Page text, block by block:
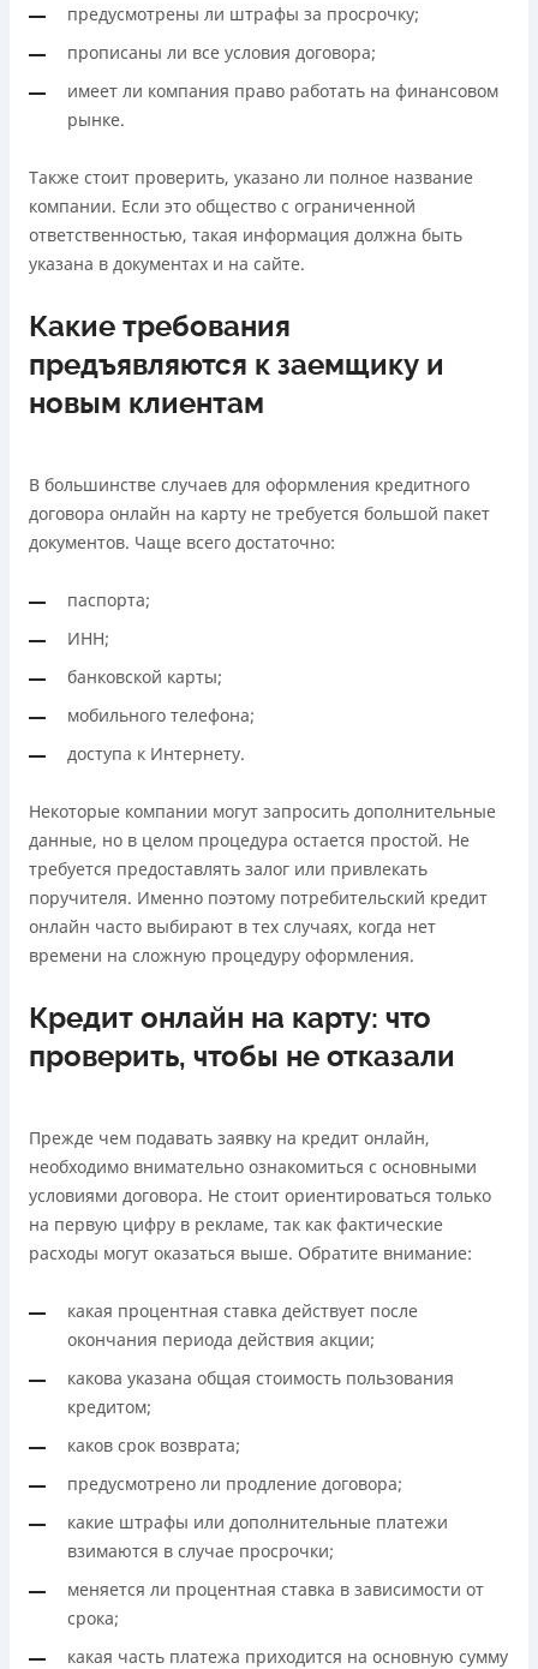
предусмотрены ли штрафы за просрочку;
прописаны ли все условия договора;
имеет ли компания право работать на финансовом
рынке.
Также стоит проверить, указано ли полное название
компании. Если это общество с ограниченной
ответственностью, такая информация должна быть
указана в документах и на сайте.
Какие требования
предъявляются к заемщику и
новым клиентам
В большинстве случаев для оформления кредитного
договора онлайн на карту не требуется большой пакет
документов. Чаще всего достаточно:
паспорта;
ИНН;
банковской карты;
мобильного телефона;
доступа к Интернету.
Некоторые компании могут запросить дополнительные
данные, но в целом процедура остается простой. Не
требуется предоставлять залог или привлекать
поручителя. Именно поэтому потребительский кредит
онлайн часто выбирают в тех случаях, когда нет
времени на сложную процедуру оформления.
Кредит онлайн на карту: что
проверить, чтобы не отказали
Прежде чем подавать заявку на кредит онлайн,
необходимо внимательно ознакомиться с основными
условиями договора. Не стоит ориентироваться только
на первую цифру в рекламе, так как фактические
расходы могут оказаться выше. Обратите внимание:
какая процентная ставка действует после
окончания периода действия акции;
какова указана общая стоимость пользования
кредитом;
каков срок возврата;
предусмотрено ли продление договора;
какие штрафы или дополнительные платежи
взимаются в случае просрочки;
меняется ли процентная ставка в зависимости от
срока;
какая часть платежа приходится на основную сумму